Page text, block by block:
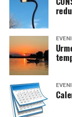
termoizolantă.
Activitatea
mediu ale Uniunii
impactului
resurselor. Prin
conform
reintroduse în
principiile